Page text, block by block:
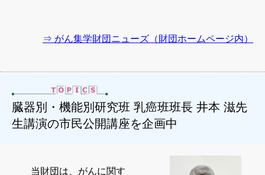
⇒ がん集学財団ニューズ（財団ホームページ内）
臓器別・機能別研究班 乳癌班班長 井本 滋先
生講演の市民公開講座を企画中
当財団は、がんに関す